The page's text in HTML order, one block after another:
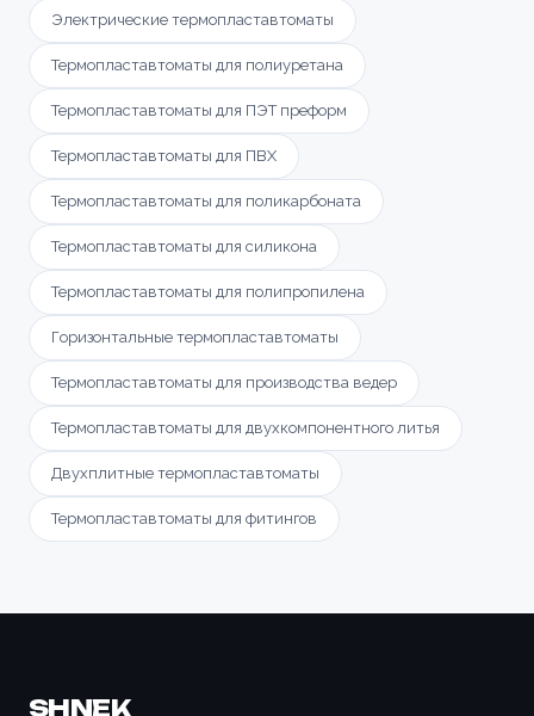
Электрические термопластавтоматы
Термопластавтоматы для полиуретана
Термопластавтоматы для ПЭТ преформ
Термопластавтоматы для ПВХ
Термопластавтоматы для поликарбоната
Термопластавтоматы для силикона
Термопластавтоматы для полипропилена
Горизонтальные термопластавтоматы
Термопластавтоматы для производства ведер
Термопластавтоматы для двухкомпонентного литья
Двухплитные термопластавтоматы
Термопластавтоматы для фитингов
SHNEK